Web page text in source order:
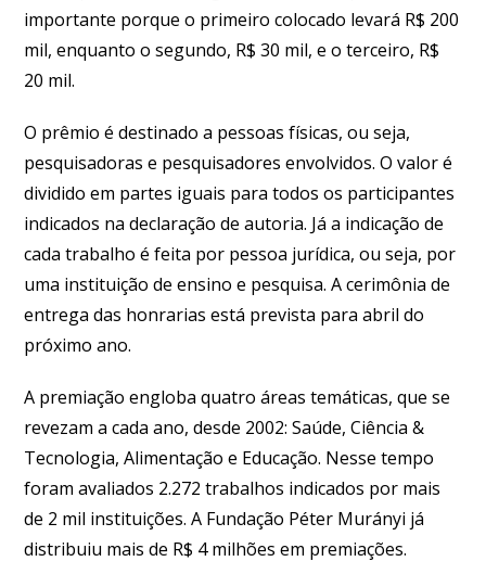
importante porque o primeiro colocado levará R$ 200
mil, enquanto o segundo, R$ 30 mil, e o terceiro, R$
20 mil.
O prêmio é destinado a pessoas físicas, ou seja,
pesquisadoras e pesquisadores envolvidos. O valor é
dividido em partes iguais para todos os participantes
indicados na declaração de autoria. Já a indicação de
cada trabalho é feita por pessoa jurídica, ou seja, por
uma instituição de ensino e pesquisa. A cerimônia de
entrega das honrarias está prevista para abril do
próximo ano.
A premiação engloba quatro áreas temáticas, que se
revezam a cada ano, desde 2002: Saúde, Ciência &
Tecnologia, Alimentação e Educação. Nesse tempo
foram avaliados 2.272 trabalhos indicados por mais
de 2 mil instituições. A Fundação Péter Murányi já
distribuiu mais de R$ 4 milhões em premiações.